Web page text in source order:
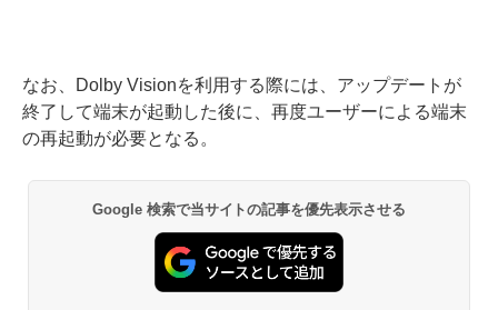
なお、Dolby Visionを利用する際には、アップデートが
終了して端末が起動した後に、再度ユーザーによる端末
の再起動が必要となる。
Google 検索で当サイトの記事を優先表示させる